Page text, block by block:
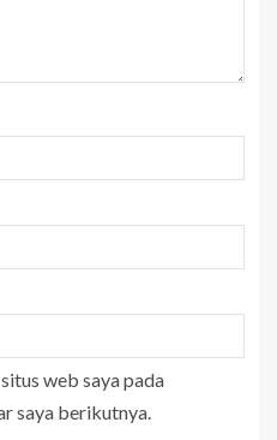
web saya pada
saya berikutnya.